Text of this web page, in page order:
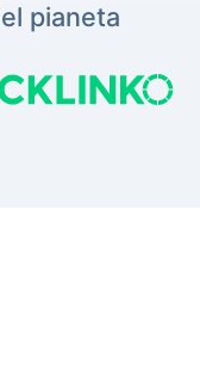
pianeta